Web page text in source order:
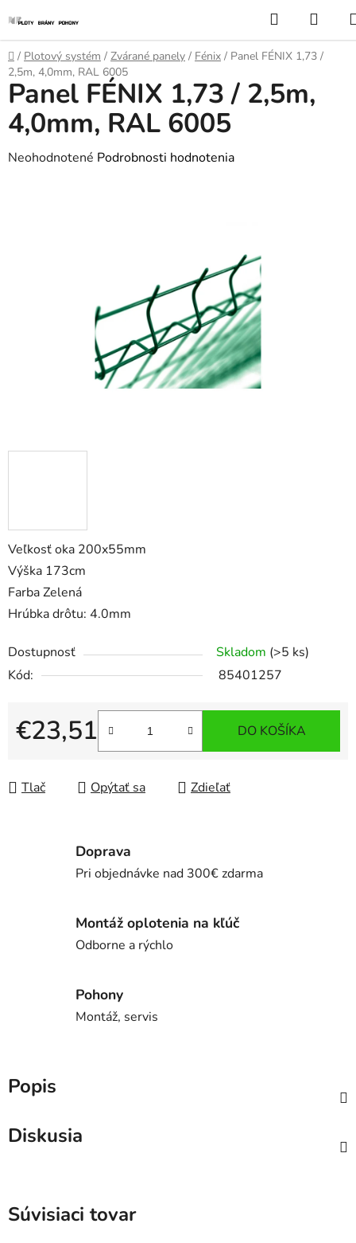
na
obsah
Hľadať
Domov
/ Plotový systém / Zvárané panely / Fénix / Panel FÉNIX 1,73 /
2,5m, 4,0mm, RAL 6005
Veľkosť oka 200x55mm
Výška 173cm
Farba Zelená
Hrúbka drôtu: 4.0mm
Dostupnosť Skladom (>5 ks)
Kód:
85401257
€23,51
Jednotková cena:
DO KOŠÍKA
Tlač Opýtať sa Zdieľať
Panel FÉNIX 1,73 / 2,5m,
4,0mm, RAL 6005
Priemerné
Neohodnotené Podrobnosti hodnotenia
Doprava
Pri objednávke nad 300€ zdarma
Montáž oplotenia na kľúč
Odborne a rýchlo
Pohony
Montáž, servis
Popis
Diskusia
Súvisiaci tovar